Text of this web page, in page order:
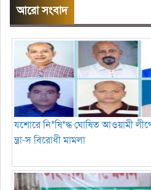
আরো সংবাদ
যশোরে নি*ষি*দ্ধ ঘোষিত আওয়ামী
ন্ত্রা-স বিরোধী মামলা